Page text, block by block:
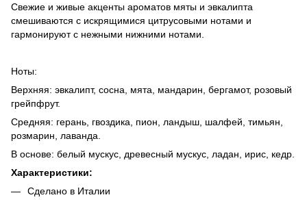
Свежие и живые акценты ароматов мяты и эвкалипта
смешиваются с искрящимися цитрусовыми нотами и
гармонируют с нежными нижними нотами.
Ноты:
Верхняя: эвкалипт, сосна, мята, мандарин, бергамот, розовый
грейпфрут.
Средняя: герань, гвоздика, пион, ландыш, шалфей, тимьян,
розмарин, лаванда.
В основе: белый мускус, древесный мускус, ладан, ирис, кедр.
Характеристики:
Сделано в Италии